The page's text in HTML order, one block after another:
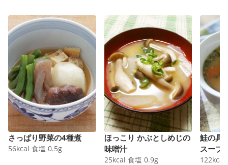
さっぱり野菜の4種煮
56kcal 食塩 0.5g
ほっこり かぶとしめじの
味噌汁
25kcal 食塩 0.9g
鮭の具
スープ
122kcal